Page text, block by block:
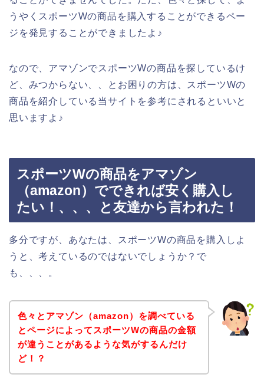
うやくスポーツWの商品を購入することができるペー
ジを発見することができましたよ♪
なので、アマゾンでスポーツWの商品を探しているけ
ど、みつからない、、とお困りの方は、スポーツWの
商品を紹介している当サイトを参考にされるといいと
思いますよ♪
スポーツWの商品をアマゾン
（amazon）でできれば安く購入し
たい！、、、と友達から言われた！
多分ですが、あなたは、スポーツWの商品を購入しよ
うと、考えているのではないでしょうか？で
も、、、。
色々とアマゾン（amazon）を調べている
とページによってスポーツWの商品の金額
が違うことがあるような気がするんだけ
ど！？